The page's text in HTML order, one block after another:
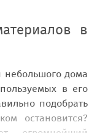
в
небольшого дома
в его
подобрать
остановится?